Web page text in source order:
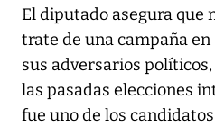
El diputado asegura que
trate de una campaña
sus adversarios
las pasadas elecciones
fue uno de los